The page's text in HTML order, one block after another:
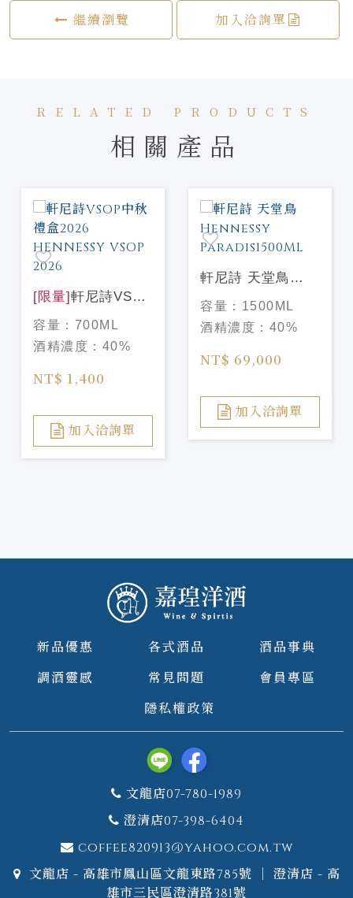
繼續瀏覽 加入洽詢單
RELATED PRODUCTS
相關產品
[限量] 軒尼詩VSOP
中秋禮盒2026
HENNESSY
VSOP 2026
容量： 700ML
酒精濃度： 40%
NT$ 1,400
加入洽詢單
軒尼詩 天堂鳥
Hennessy
Paradis1500ML
容量： 1500ML
酒精濃度： 40%
NT$ 69,000
加入洽詢單
新品優惠 各式酒品
酒品事典
調酒靈感
常見問題
會員專區
隱私權政策
文龍店07-780-1989
澄清店07-398-6404
coffee820913@yahoo.com.tw
文龍店 - 高雄市鳳山區文龍東路785號 ｜ 澄清店 - 高
雄市三民區澄清路381號